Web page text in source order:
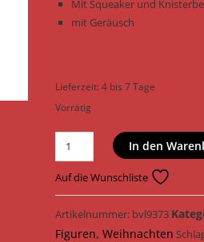
Mit Squeaker und
mit Geräusch
Lieferzeit:4 bis 7 Tage
Vorrätig
Nobby
Hundespielzeug
Xmas
Einhorn
Rainbow
Plüsch
In den
Auf die Wunschliste
Artikelnummer: bvl9373
Figuren,Weihnachten